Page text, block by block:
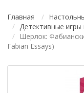
Главная
Детективные игры
Шерлок:
Fabian Essays)